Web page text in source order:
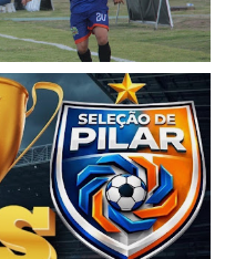
bi-campeonato